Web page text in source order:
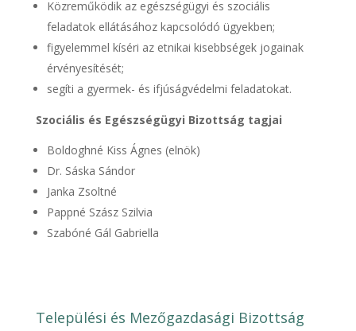
Közreműködik az egészségügyi és szociális
feladatok ellátásához kapcsolódó ügyekben;
figyelemmel kíséri az etnikai kisebbségek jogainak
érvényesítését;
segíti a gyermek- és ifjúságvédelmi feladatokat.
Szociális és Egészségügyi Bizottság tagjai
Boldoghné Kiss Ágnes (elnök)
Dr. Sáska Sándor
Janka Zsoltné
Pappné Szász Szilvia
Szabóné Gál Gabriella
Települési és Mezőgazdasági Bizottság